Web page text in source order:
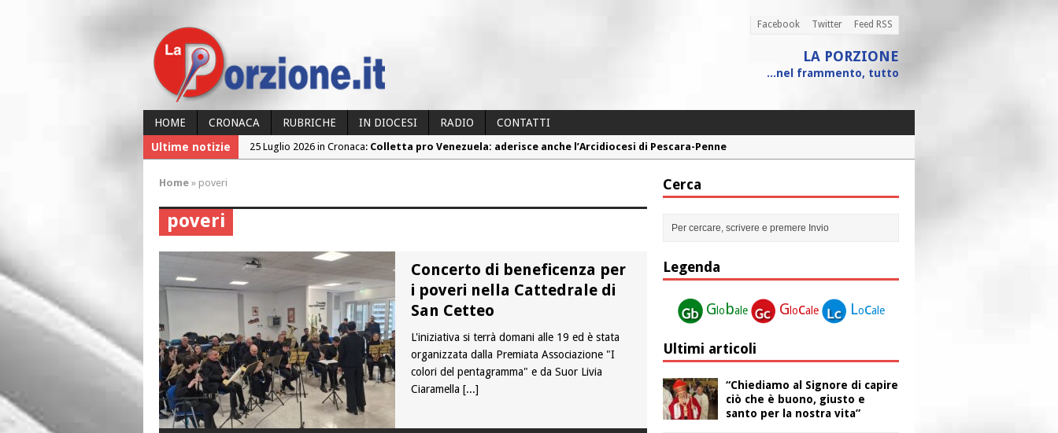
Facebook Twitter Feed RSS
LA PORZIONE
...nel frammento, tutto
HOME CRONACA RUBRICHE IN DIOCESI RADIO
CONTATTI
Ultime notizie
24 Luglio 2026 in Cronaca: Fine vita: la Chiesa Cattolica inglese si mobilita contro il suicidio assistito
Torna la festa di Sant’Andrea: “Chiediamogli di legarci al bene”
Home » poveri
poveri
Concerto di beneficenza per
i poveri nella Cattedrale di
San Cetteo
L'iniziativa si terrà domani alle 19 ed è stata
organizzata dalla Premiata Associazione "I
colori del pentagramma" e da Suor Livia
Ciaramella [...]
Cerca
Legenda
G lobale G locale Locale
Ultimi articoli
“Chiediamo al Signore di capire
ciò che è buono, giusto e
santo per la nostra vita”